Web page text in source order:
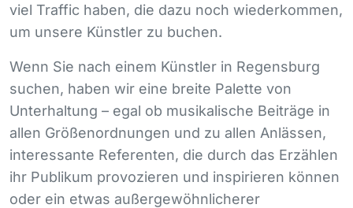
viel Traffic haben, die dazu noch wiederkommen,
um unsere Künstler zu buchen.
Wenn Sie nach einem Künstler in Regensburg
suchen, haben wir eine breite Palette von
Unterhaltung – egal ob musikalische Beiträge in
allen Größenordnungen und zu allen Anlässen,
interessante Referenten, die durch das Erzählen
ihr Publikum provozieren und inspirieren können
oder ein etwas außergewöhnlicherer